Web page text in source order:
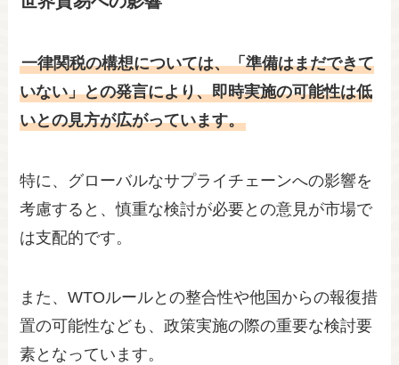
一律関税の構想については、「準備はまだできて
いない」との発言により、即時実施の可能性は低
いとの見方が広がっています。
特に、グローバルなサプライチェーンへの影響を
考慮すると、慎重な検討が必要との意見が市場で
は支配的です。
また、WTOルールとの整合性や他国からの報復措
置の可能性なども、政策実施の際の重要な検討要
素となっています。